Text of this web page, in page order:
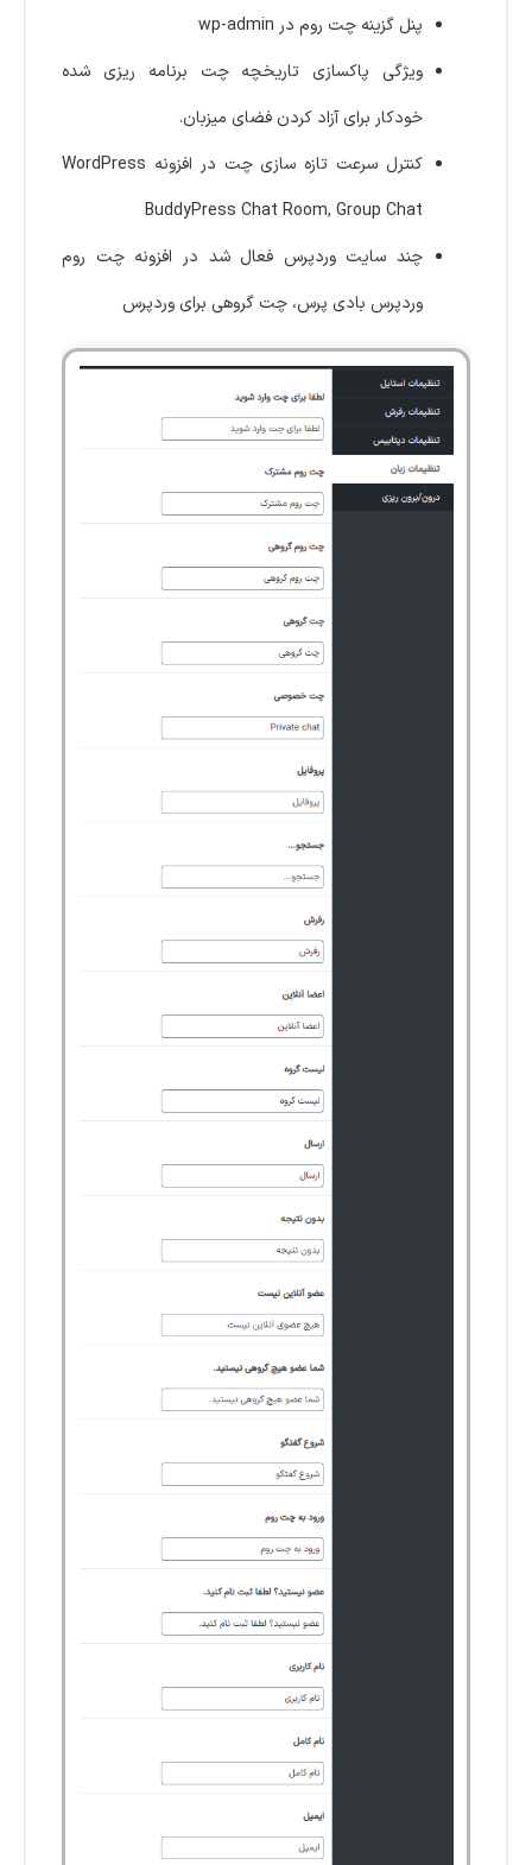
پنل گزینه چت روم در wp-admin
ویژگی پاکسازی تاریخچه چت برنامه ریزی شده
خودکار برای آزاد کردن فضای میزبان.
کنترل سرعت تازه سازی چت در افزونه WordPress
BuddyPress Chat Room, Group Chat
چند سایت وردپرس فعال شد در افزونه چت روم
وردپرس بادی پرس، چت گروهی برای وردپرس